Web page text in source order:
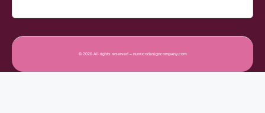
© 2026 All rights reserved – nunucodesigncompany.com